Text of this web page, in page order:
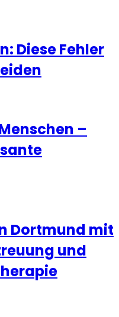
Diese Fehler
–
Dortmund mit
und